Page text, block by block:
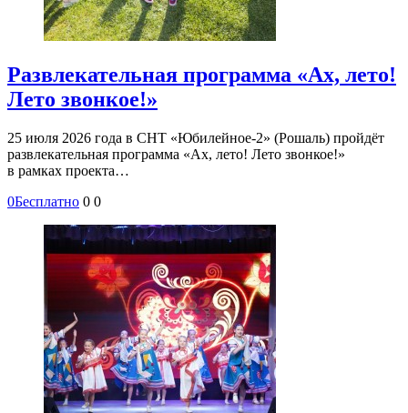
Развлекательная программа «Ах, лето!
Лето звонкое!»
25 июля 2026 года в СНТ «Юбилейное-2» (Рошаль) пройдёт
развлекательная программа «Ах, лето! Лето звонкое!»
в рамках проекта…
0Бесплатно 0 0